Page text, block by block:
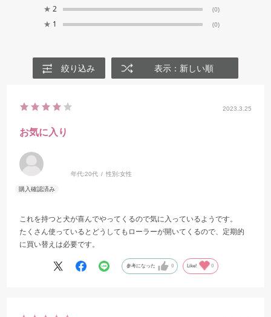
★ 2 (0)
★ 1 (0)
絞り込み 表示：新しい順
2023.3.25
お気に入り
年代:20代 性別:女性
これを持つと犬が喜んでやってくるので気に入っているようです。
たくさん使っているとどうしてもローラーが開いてくるので、定期的
に買い替えは必要です。
参考になった 0 Like! 0